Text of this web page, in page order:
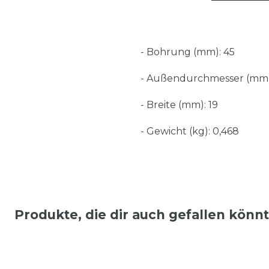
- Bohrung (mm): 45
- Außendurchmesser
- Breite (mm): 19
- Gewicht (kg): 0,468
Produkte, die dir auch gefallen